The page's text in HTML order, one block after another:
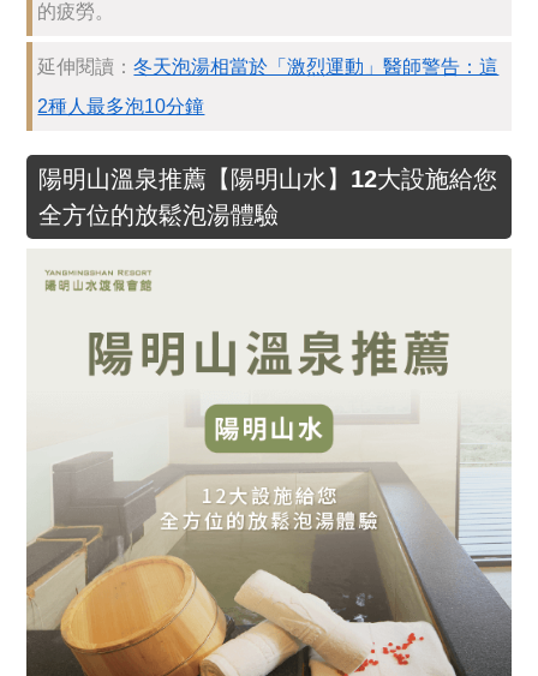
的疲勞。
延伸閱讀：冬天泡湯相當於「激烈運動」醫師警告：這
2種人最多泡10分鐘
陽明山溫泉推薦【陽明山水】12大設施給您
全方位的放鬆泡湯體驗